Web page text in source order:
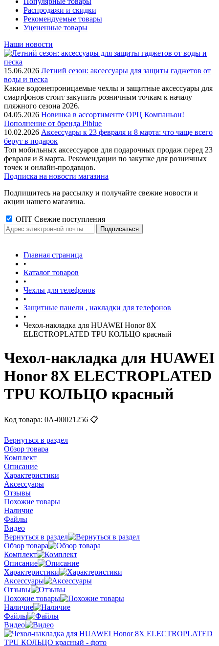
Распродажи и скидки
Рекомендуемые товары
Уцененные товары
Наши новости
15.06.2026 Летний сезон: аксессуары для защиты гаджетов от
воды и песка
Какие водонепроницаемые чехлы и защитные аксессуары для
смартфонов стоит закупить розничным точкам к началу
пляжного сезона 2026.
04.05.2026 Новинка в ассортименте OРЦ Компаньон!
Пополнение от бренда Piblue
10.02.2026 Аксессуары к 23 февраля и 8 марта: что чаще всего
берут в подарок
Топ мобильных аксессуаров для подарочных продаж перед 23
февраля и 8 марта. Рекомендации по закупке для розничных
точек и онлайн-продавцов.
Подписка на новости магазина
Подпишитесь на рассылку и получайте свежие новости и
акции нашего магазина.
ОПТ Свежие поступления
Главная страница
•
Каталог товаров
•
Чехлы для телефонов
•
Защитные панели , накладки для телефонов
•
Чехол-накладка для HUAWEI Honor 8X
ELECTROPLATED TPU КОЛЬЦО красный
Чехол-накладка для HUAWEI
Honor 8X ELECTROPLATED
TPU КОЛЬЦО красный
Код товара: 0А-00021256 📋
Вернуться в раздел
Обзор товара
Комплект
Описание
Характеристики
Аксессуары
Отзывы
Похожие товары
Наличие
Файлы
Видео
Вернуться в раздел
Обзор товара
Комплект
Описание
Характеристики
Аксессуары
Отзывы
Похожие товары
Наличие
Файлы
Видео